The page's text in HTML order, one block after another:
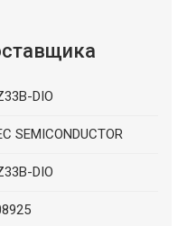
DIO
SEMICONDUCTOR
DIO